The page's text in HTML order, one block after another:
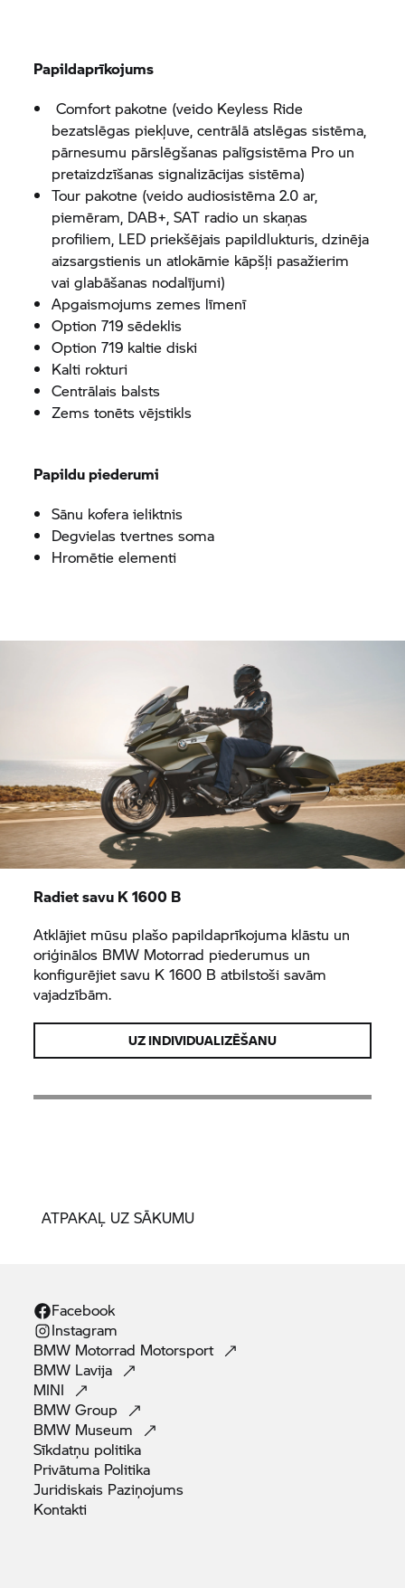
Papildaprīkojums
Comfort pakotne (veido Keyless Ride
bezatslēgas piekļuve, centrālā atslēgas sistēma,
pārnesumu pārslēgšanas palīgsistēma Pro un
pretaizdzīšanas signalizācijas sistēma)
Tour pakotne (veido audiosistēma 2.0 ar,
piemēram, DAB+, SAT radio un skaņas
profiliem, LED priekšējais papildlukturis, dzinēja
aizsargstienis un atlokāmie kāpšļi pasažierim
vai glabāšanas nodalījumi)
Apgaismojums zemes līmenī
Option 719 sēdeklis
Option 719 kaltie diski
Kalti rokturi
Centrālais balsts
Zems tonēts vējstikls
Papildu piederumi
Sānu kofera ieliktnis
Degvielas tvertnes soma
Hromētie elementi
Radiet savu K 1600 B
Atklājiet mūsu plašo papildaprīkojuma klāstu un
oriģinālos BMW Motorrad piederumus un
konfigurējiet savu K 1600 B atbilstoši savām
vajadzībām.
UZ INDIVIDUALIZĒŠANU
ATPAKAĻ UZ SĀKUMU
Facebook
Instagram
BMW Motorrad Motorsport
BMW Lavija
MINI
BMWGroup
BMW Museum
Sīkdatņu politika
Privātuma Politika
Juridiskais Paziņojums
Kontakti